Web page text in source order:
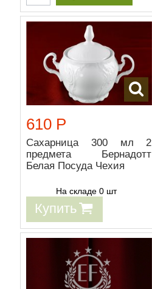
610 Р
Сахарница 300 мл 2
предмета Бернадотт
Белая Посуда Чехия
На складе 0 шт
Купить